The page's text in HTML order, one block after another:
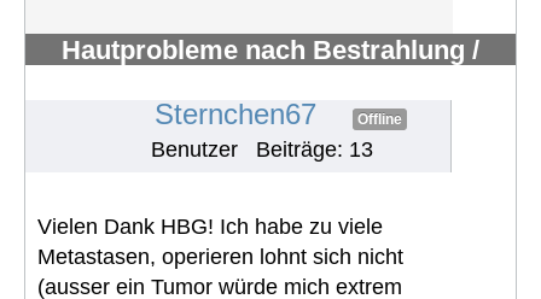
Hautprobleme nach Bestrahlung /
Sternchen67 Offline
Benutzer Beiträge: 13
Vielen Dank HBG! Ich habe zu viele
Metastasen, operieren lohnt sich nicht
(ausser ein Tumor würde mich extrem